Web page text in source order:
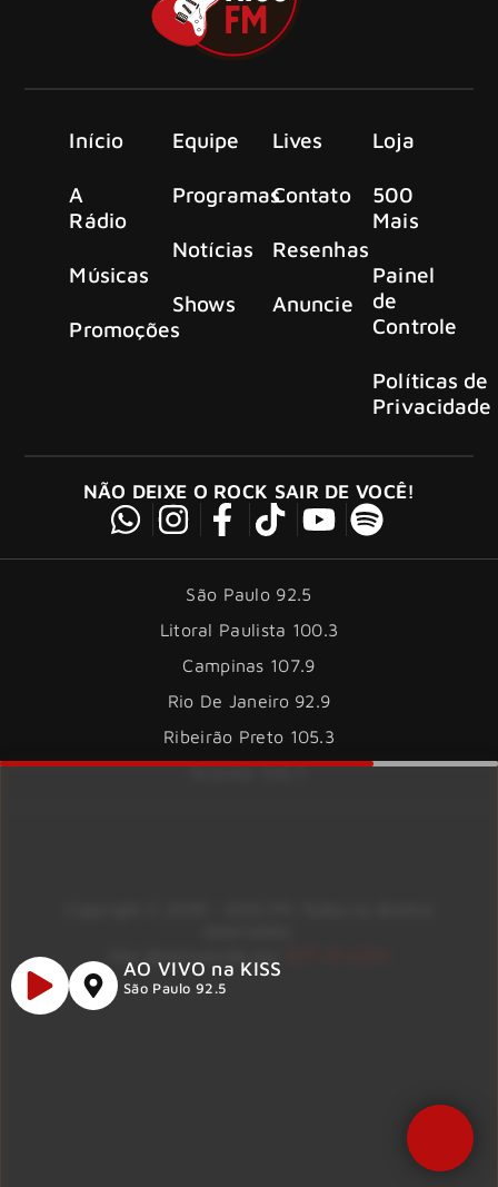
Início
A
Rádio
Músicas
Promoções
Equipe
Programas
Notícias
Shows
Lives
Contato
Resenhas
Anuncie
Loja
500
Mais
Painel
de
Controle
Políticas de
Privacidade
NÃO DEIXE O ROCK SAIR DE VOCÊ!
São Paulo 92.5
Litoral Paulista 100.3
Campinas 107.9
Rio De Janeiro 92.9
Ribeirão Preto 105.3
Brasília 106.7
AO VIVO na KISS
São Paulo 92.5